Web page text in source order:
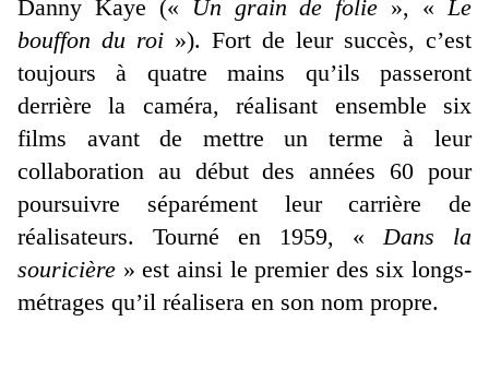
Danny Kaye (« Un grain de folie », «Le
bouffon du roi »). Fort de leur succès, c’est
toujours à quatre mains qu’ils passeront
derrière la caméra, réalisant ensemble six
films avant de mettre un terme à leur
collaboration au début des années 60 pour
poursuivre séparément leur carrière de
réalisateurs. Tourné en 1959, «Dans la
souricière » est ainsi le premier des six longs-
métrages qu’il réalisera en son nom propre.